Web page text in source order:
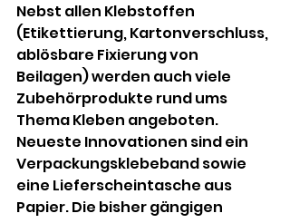
Nebst allen Klebstoffen
(Etikettierung, Kartonverschluss,
ablösbare Fixierung von
Beilagen) werden auch viele
Zubehörprodukte rund ums
Thema Kleben angeboten.
Neueste Innovationen sind ein
Verpackungsklebeband sowie
eine Lieferscheintasche aus
Papier. Die bisher gängigen